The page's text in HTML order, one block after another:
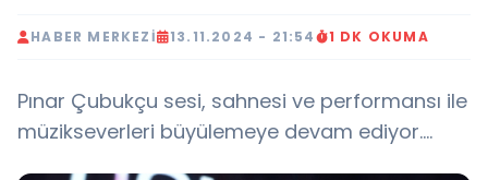
HABER MERKEZI 13.11.2024 - 21:54 1 DK OKUMA
Pınar Çubukçu sesi, sahnesi ve performansı ile
müzikseverleri büyülemeye devam ediyor....